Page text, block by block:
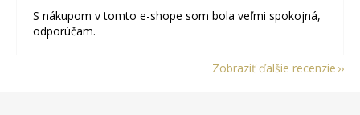
S nákupom v tomto e-shope som bola veľmi spokojná,
odporúčam.
Zobraziť ďalšie recenzie